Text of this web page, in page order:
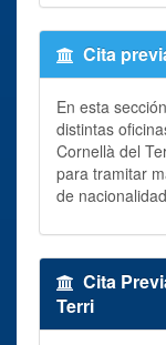
Cita
En esta
distintas
Cornellà del
para tramitar
de
Cita
Terri